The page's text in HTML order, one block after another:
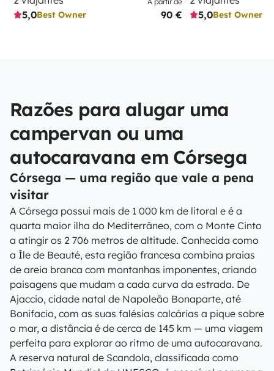
5,0Best Owner 90 €
5,0Best Owner
Razões para alugar uma
campervan ou uma
autocaravana em Córsega
Córsega — uma região que vale a pena
visitar
A Córsega possui mais de 1 000 km de litoral e é a
quarta maior ilha do Mediterrâneo, com o Monte Cinto
a atingir os 2 706 metros de altitude. Conhecida como
a Île de Beauté, esta região francesa combina praias
de areia branca com montanhas imponentes, criando
paisagens que mudam a cada curva da estrada. De
Ajaccio, cidade natal de Napoleão Bonaparte, até
Bonifacio, com as suas falésias calcárias a pique sobre
o mar, a distância é de cerca de 145 km — uma viagem
perfeita para explorar ao ritmo de uma autocaravana.
A reserva natural de Scandola, classificada como